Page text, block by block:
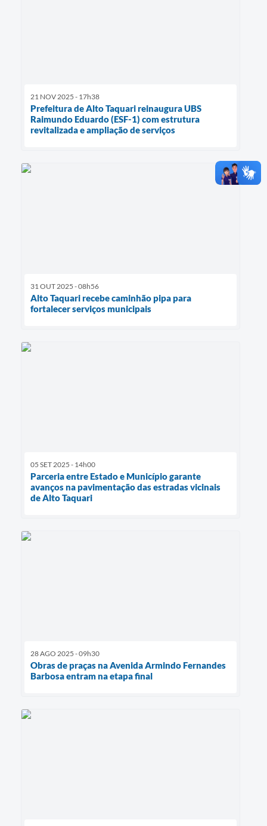
21 NOV 2025 - 17h38
Prefeitura de Alto Taquari reinaugura UBS
Raimundo Eduardo (ESF-1) com estrutura
revitalizada e ampliação de serviços
31 OUT 2025 - 08h56
Alto Taquari recebe caminhão pipa para
fortalecer serviços municipais
05 SET 2025 - 14h00
Parceria entre Estado e Município garante
avanços na pavimentação das estradas vicinais
de Alto Taquari
28 AGO 2025 - 09h30
Obras de praças na Avenida Armindo Fernandes
Barbosa entram na etapa final